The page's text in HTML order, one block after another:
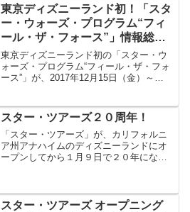
東京ディズニーランド初！「スタ
ー・ウォーズ・プログラム“フィ
ール・ザ・フォース”」情報総ま
とめ！
東京ディズニーランド初の「スター・ウ
ォーズ・プログラム“フィール・ザ・フォ
ース”」が、2017年12月15日（金）～
ード、ホテル、ディズニーリゾートライ
ンでの展開を総まとめ！
スター・ツアーズ２０周年！
「スター・ツアーズ」が、カリフォルニ
ア州アナハイムのディズニーランドにオ
ープンしてから１月９日で２０年になり
ー・ウォーズ』１０周年の年で、『ジェ
ダイの帰還』の４年後。エ...
スター・ツアーズ オープニング